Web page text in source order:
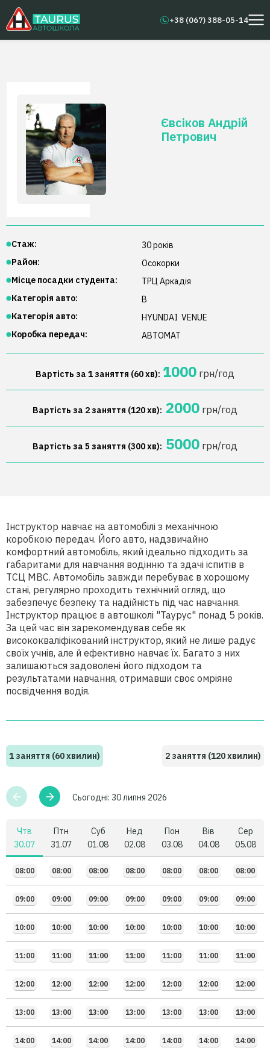
+38 (067) 388-05-14
Євсіков Андрій
Петрович
Стаж: 30років
Район:
Осокорки
Місце посадки студента:
ТРЦ Аркадія
Категорія авто:
B
Категорія авто:
HYUNDAI VENUE
Коробка передач:
АВТОМАТ
Вартість за 1 заняття (60 хв): 1000 грн/год
Вартість за 2 заняття (120 хв): 2000 грн/год
Вартість за 5 заняття (300 хв): 5000 грн/год
Інструктор навчає на автомобілі з механічною
коробкою передач. Його авто, надзвичайно
комфортний автомобіль, який ідеально підходить за
габаритами для навчання водінню та здачі іспитів в
ТСЦ МВС. Автомобіль завжди перебуває в хорошому
стані, регулярно проходить технічний огляд, що
забезпечує безпеку та надійність під час навчання.
Інструктор працює в автошколі "Таурус" понад 5 років.
За цей час він зарекомендував себе як
висококваліфікований інструктор, який не лише радує
своїх учнів, але й ефективно навчає їх. Багато з них
залишаються задоволені його підходом та
результатами навчання, отримавши своє омріяне
посвідчення водія.
1 заняття (60 хвилин) 2 заняття (120 хвилин)
Сьогодні: 30 липня 2026
Чтв
30.07
Птн
31.07
Суб
01.08
Нед
02.08
Пон
03.08
Вів
04.08
Сер
05.08
08:00
09:00
10:00
11:00
12:00
13:00
14:00
08:00
09:00
10:00
11:00
12:00
13:00
14:00
08:00
09:00
10:00
11:00
12:00
13:00
14:00
08:00
09:00
10:00
11:00
12:00
13:00
14:00
08:00
09:00
10:00
11:00
12:00
13:00
14:00
08:00
09:00
10:00
11:00
12:00
13:00
14:00
08:00
09:00
10:00
11:00
12:00
13:00
14:00